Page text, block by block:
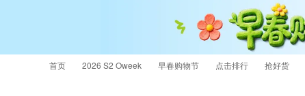
首页 2026 S2 Oweek 早春购物节 点击排行 抢好货